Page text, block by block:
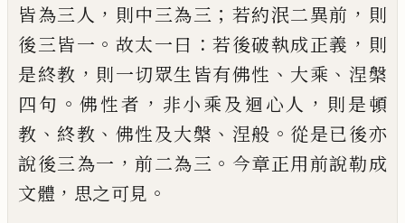
皆為三人 ， 則中三為三 ； 若約泯二異前 ， 則
後三皆一 。 故太一曰 ：若後破執成正義 ， 則
是終教 ， 則一切眾生皆有佛性 、 大乘 、涅槃
四句 。佛性者 ， 非小乘及迴心人 ， 則是頓
教 、 終教 、 佛性及大槃 、 涅般 。 從是已後亦
說後三為一 ，前二為三 。 今章正用前說勒成
文體 ， 思之可見 。